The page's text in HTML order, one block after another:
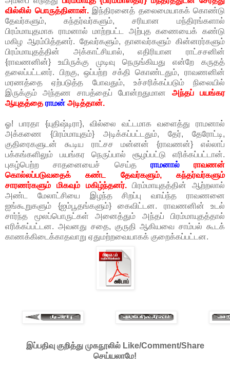
வில்லில் பொருத்தினான். இந்திரனைத் தலைமையாகக் கொண்டு
தேவர்களும், கந்தர்வர்களும், சரியான மந்திரங்களால்
பிரம்மாயுதமாக ராமனால் மாற்றபட்ட அற்புத கணையைக் கண்டு
மகிழ ஆரம்பித்தனர். தேவர்களும், தானவர்களும் கின்னரர்களும்
பிரம்மாயுதத்தின் அக்காட்சியால், எதிரியான ராட்சசனின்
{ராவணனின்} உயிருக்கு முடிவு நெருங்கியது என்றே கருதத்
தலைப்பட்டனர். பிறகு, ஒப்பற்ற சக்தி கொண்டதும், ராவணனின்
மரணத்தை ஏற்படுத்த போவதும், உச்சரிக்கப்படும் நிலையில்
இருக்கும் அந்தண சாபத்தைப் போன்றதுமான அந்தப் பயங்கர
ஆயுதத்தை ராமன் அடித்தான்.
ஓ! பாரதா {யுதிஷ்டிரா}, வில்லை வட்டமாக வளைத்து ராமனால்
அக்கணை {பிரம்மாயுதம்} அடிக்கப்பட்டதும், தேர், தேரோட்டி,
குதிரைகளுடன் கூடிய ராட்சச மன்னன் {ராவணன்} எல்லாப்
பக்கங்களிலும் பயங்கர நெருப்பால் சூழப்பட்டு எரிக்கப்பட்டான்.
புகழ்பெற்ற சாதனையைச் செய்த ராமனால்ராவணன்
கொல்லப்படுவதைக் கண்ட தேவர்களும், கந்தர்வர்களும்
சாரணர்களும் மிகவும் மகிழ்ந்தனர்.பிரம்மாயுதத்தின் ஆற்றலால்
அண்ட மேலாட்சியை இழந்த சிறப்பு வாய்ந்த ராவணனை
ஐங்கூறுகளும் {ஐம்பூதங்களும்} கைவிட்டன. ராவணனின் உடல்
சார்ந்த மூலப்பொருட்கள் அனைத்தும் அந்தப் பிரம்மாயுதத்தால்
எரிக்கப்பட்டன. அவனது சதை, குருதி ஆகியவை சாம்பல் கூடக்
காணக்கிடைக்காதவாறு ஏதுமற்றவையாகக் குறைக்கப்பட்டன.
இப்பதிவு குறித்து முகநூலில் Like/Comment/Share
செய்யலாமே!